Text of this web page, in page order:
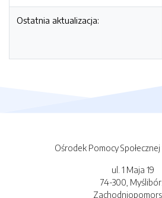
Ostatnia aktualizacja:
Ośrodek Pomocy
ul. 1 Maja 19
74-300,